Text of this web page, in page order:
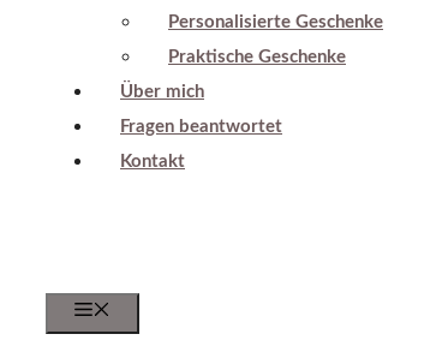
Personalisierte Geschenke
Praktische Geschenke
Über mich
Fragen beantwortet
Kontakt